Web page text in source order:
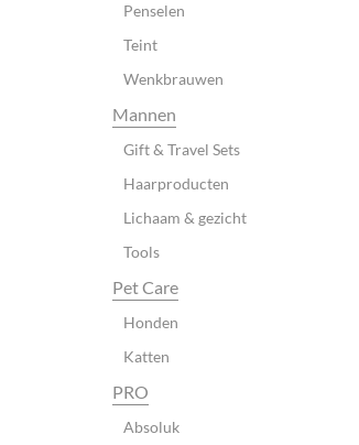
Penselen
Teint
Wenkbrauwen
Mannen
Gift & Travel Sets
Haarproducten
Lichaam & gezicht
Tools
Pet Care
Honden
Katten
PRO
Absoluk